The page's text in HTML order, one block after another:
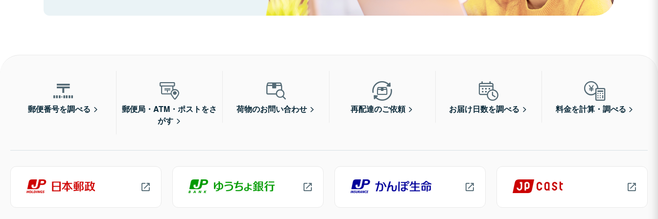
郵便番号を調べる
郵便局・ATM・ポストをさ
がす
荷物のお問い合わせ 再配達のご依頼 お届け日数を調べる 料金を計算・調べる